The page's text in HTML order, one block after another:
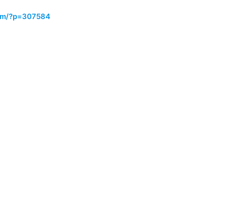
?p=307584